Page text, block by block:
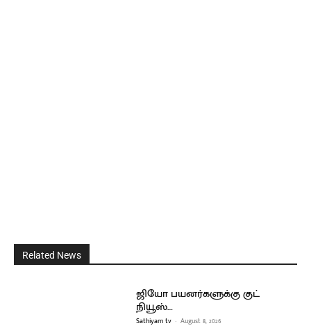
Related News
ஜியோ பயனர்களுக்கு குட்
நியூஸ்…
Sathiyam tv - August 8, 2026